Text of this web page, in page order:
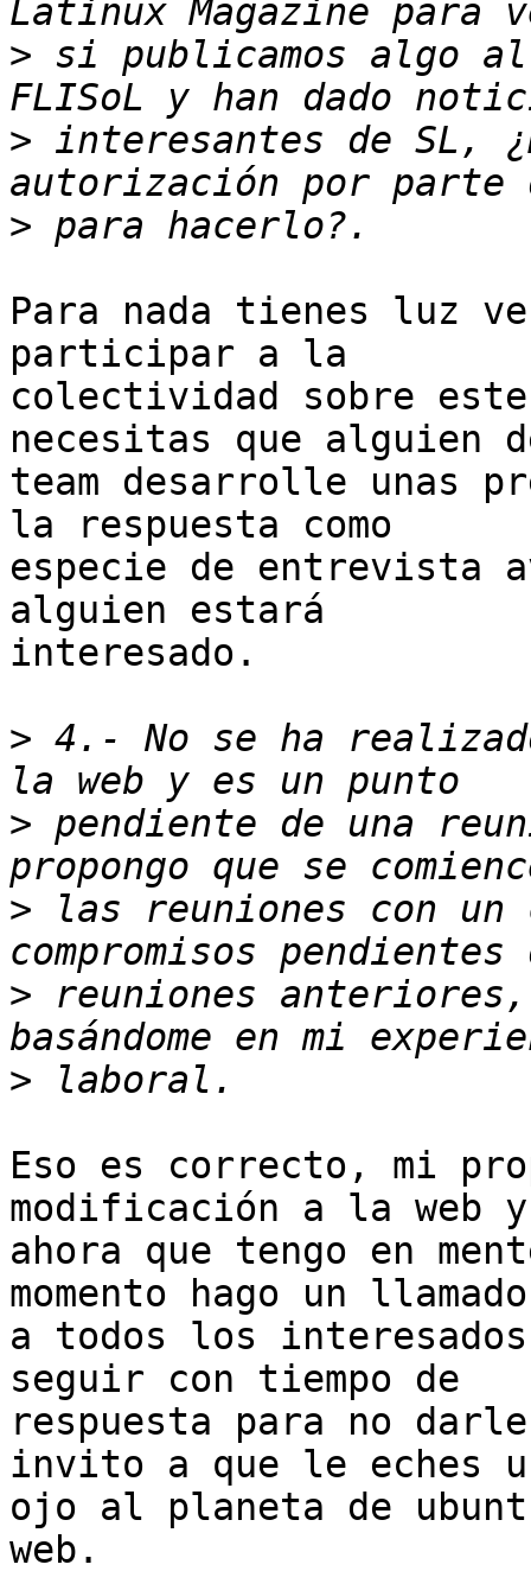
> si publicamos algo
> interesantes de SL,
>
Para nada tienes luz
participar a la
colectividad sobre
necesitas que alguien
team desarrolle unas
la respuesta como
especie de entrevista
alguien estará
interesado.
> 4.- No se ha
> pendiente de una
> las reuniones con
> reuniones
>
Eso es correcto, mi
modificación a la web y
ahora que tengo en
momento hago un llamado
a todos los
seguir con tiempo de
respuesta para no
invito a que le eches
ojo al planeta de
web.